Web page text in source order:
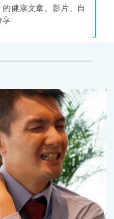
健康文章、影片、自
享